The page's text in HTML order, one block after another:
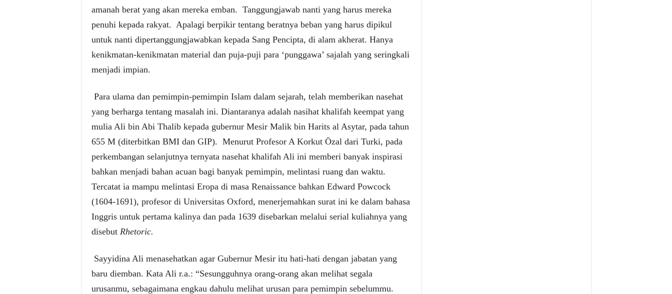
amanah berat yang akan mereka emban. Tanggungjawab nanti yang harus mereka
penuhi kepada rakyat. Apalagi berpikir tentang beratnya beban yang harus dipikul
untuk nanti dipertanggungjawabkan kepada Sang Pencipta, di alam akherat. Hanya
kenikmatan-kenikmatan material dan puja-puji para ‘punggawa’ sajalah yang seringkali
menjadi impian.
Para ulama dan pemimpin-pemimpin Islam dalam sejarah, telah memberikan nasehat
yang berharga tentang masalah ini. Diantaranya adalah nasihat khalifah keempat yang
mulia Ali bin Abi Thalib kepada gubernur Mesir Malik bin Harits al Asytar, pada tahun
655 M (diterbitkan BMI dan GIP). Menurut Profesor A Korkut Özal dari Turki, pada
perkembangan selanjutnya ternyata nasehat khalifah Ali ini memberi banyak inspirasi
bahkan menjadi bahan acuan bagi banyak pemimpin, melintasi ruang dan waktu.
Tercatat ia mampu melintasi Eropa di masa Renaissance bahkan Edward Powcock
(1604-1691), profesor di Universitas Oxford, menerjemahkan surat ini ke dalam bahasa
Inggris untuk pertama kalinya dan pada 1639 disebarkan melalui serial kuliahnya yang
disebut Rhetoric.
Sayyidina Ali menasehatkan agar Gubernur Mesir itu hati-hati dengan jabatan yang
baru diemban. Kata Ali r.a.: “Sesungguhnya orang-orang akan melihat segala
urusanmu, sebagaimana engkau dahulu melihat urusan para pemimpin sebelummu.